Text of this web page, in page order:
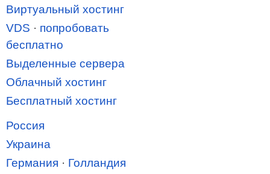
Виртуальный хостинг
VDS · попробовать
бесплатно
Выделенные сервера
Облачный хостинг
Бесплатный хостинг
Россия
Украина
Германия · Голландия